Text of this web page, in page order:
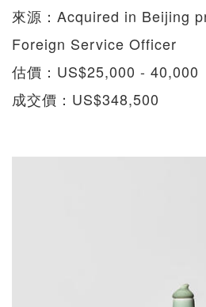
來源：Acquired in Beijing
Foreign Service Officer
估價：US$25,000 - 40,000
成交價：US$348,500